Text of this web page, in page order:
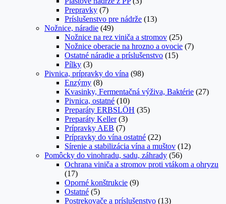
Prepravky (7)
Príslušenstvo pre nádrže (13)
Nožnice, náradie (49)
Nožnice na rez viniča a stromov (25)
Nožnice oberacie na hrozno a ovocie (7)
Ostatné náradie a príslušenstvo (15)
Pílky (3)
Pivnica, prípravky do vína (98)
Enzýmy (8)
Kvasinky, Fermentačná výživa, Baktérie (27)
Pivnica, ostatné (10)
Preparáty ERBSLÖH (35)
Preparáty Keller (3)
Prípravky AEB (7)
Prípravky do vína ostatné (22)
Sírenie a stabilizácia vína a muštov (12)
Pomôcky do vinohradu, sadu, záhrady (56)
Ochrana viniča a stromov proti vtákom a ohryzu
(17)
Oporné konštrukcie (9)
Ostatné (5)
Postrekovače a príslušenstvo (13)